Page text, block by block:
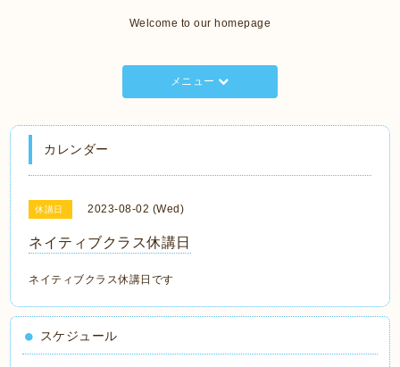
Welcome to our homepage
メニュー
カレンダー
休講日 2023-08-02 (Wed)
ネイティブクラス休講日
ネイティブクラス休講日です
スケジュール